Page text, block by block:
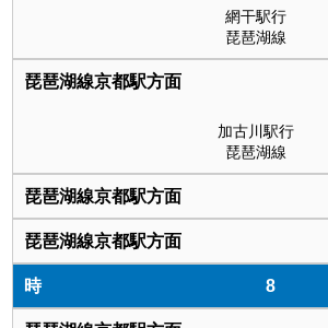
網干駅行
琵琶湖線
加古川駅行
琵琶湖線
8